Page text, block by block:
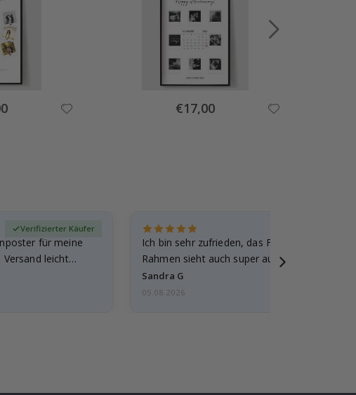
Special
Price
€17,00
für meine
leicht
Verifizierter Käufer
Ich bin sehr zufrieden, das Foto ist toll
Rahmen sieht auch super aus. Die Lieferung
außerdem…
Sandra G
05.08.2026